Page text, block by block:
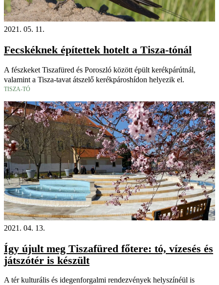
2021. 05. 11.
Fecskéknek építettek hotelt a Tisza-tónál
A fészkeket Tiszafüred és Poroszló között épült kerékpárútnál,
valamint a Tisza-tavat átszelő kerékpároshídon helyezik el.
TISZA-TÓ
2021. 04. 13.
Így újult meg Tiszafüred főtere: tó, vízesés és
játszótér is készült
A tér kulturális és idegenforgalmi rendezvények helyszínéül is